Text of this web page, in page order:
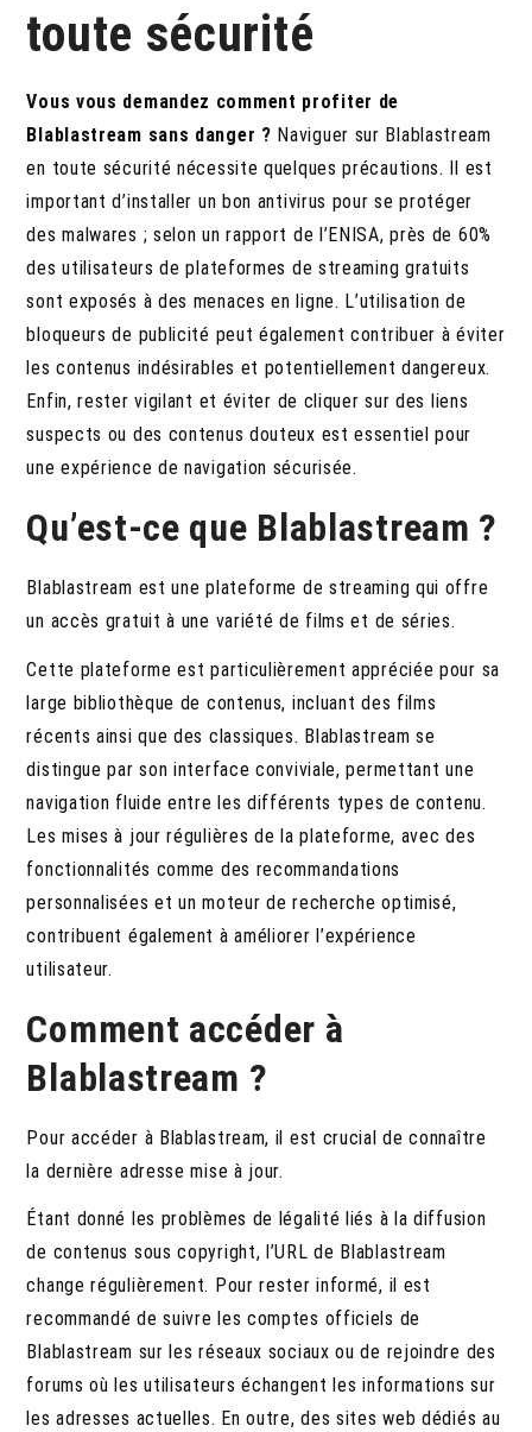
toute sécurité
Vous vous demandez comment profiter de
Blablastream sans danger ? Naviguer sur Blablastream
en toute sécurité nécessite quelques précautions. Il est
important d’installer un bon antivirus pour se protéger
des malwares ; selon un rapport de l’ENISA, près de 60%
des utilisateurs de plateformes de streaming gratuits
sont exposés à des menaces en ligne. L’utilisation de
bloqueurs de publicité peut également contribuer à éviter
les contenus indésirables et potentiellement dangereux.
Enfin, rester vigilant et éviter de cliquer sur des liens
suspects ou des contenus douteux est essentiel pour
une expérience de navigation sécurisée.
Qu’est-ce que Blablastream ?
Blablastream est une plateforme de streaming qui offre
un accès gratuit à une variété de films et de séries.
Cette plateforme est particulièrement appréciée pour sa
large bibliothèque de contenus, incluant des films
récents ainsi que des classiques. Blablastream se
distingue par son interface conviviale, permettant une
navigation fluide entre les différents types de contenu.
Les mises à jour régulières de la plateforme, avec des
fonctionnalités comme des recommandations
personnalisées et un moteur de recherche optimisé,
contribuent également à améliorer l’expérience
utilisateur.
Comment accéder à
Blablastream ?
Pour accéder à Blablastream, il est crucial de connaître
la dernière adresse mise à jour.
Étant donné les problèmes de légalité liés à la diffusion
de contenus sous copyright, l’URL de Blablastream
change régulièrement. Pour rester informé, il est
recommandé de suivre les comptes officiels de
Blablastream sur les réseaux sociaux ou de rejoindre des
forums où les utilisateurs échangent les informations sur
les adresses actuelles. En outre, des sites web dédiés au